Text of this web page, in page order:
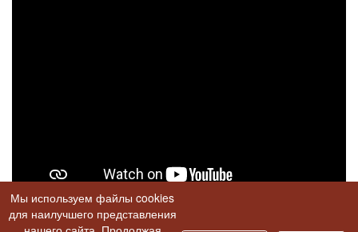
Если наши проекты вам нравятся - поделитесь ими с
Мы используем файлы cookies
для наилучшего представления